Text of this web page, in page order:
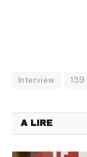
Interview 139
A LIRE